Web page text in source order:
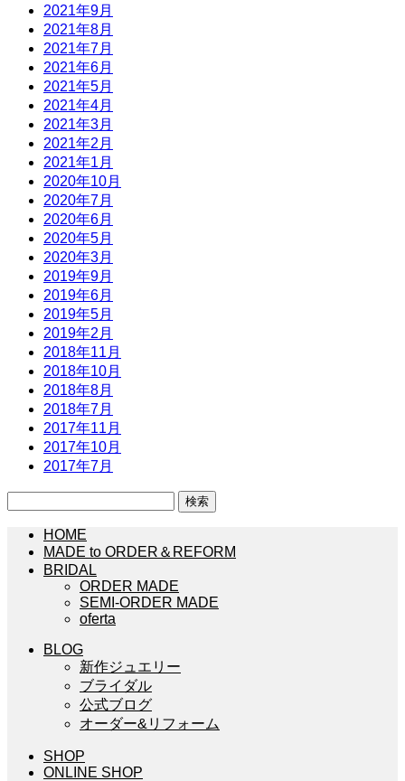
2021年9月
2021年8月
2021年7月
2021年6月
2021年5月
2021年4月
2021年3月
2021年2月
2021年1月
2020年10月
2020年7月
2020年6月
2020年5月
2020年3月
2019年9月
2019年6月
2019年5月
2019年2月
2018年11月
2018年10月
2018年8月
2018年7月
2017年11月
2017年10月
2017年7月
HOME
MADE to ORDER＆REFORM
BRIDAL
ORDER MADE
SEMI-ORDER MADE
oferta
BLOG
新作ジュエリー
ブライダル
公式ブログ
オーダー&リフォーム
SHOP
ONLINE SHOP